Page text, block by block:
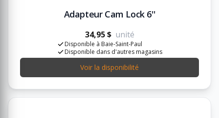
Adapteur Cam Lock 6''
34,95 $ unité
Disponible à Baie-Saint-Paul
Disponible dans d'autres magasins
Voir la disponibilité